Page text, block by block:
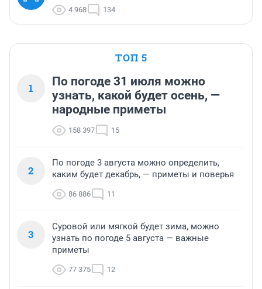
4 968 134
ТОП 5
1
По погоде 31 июля можно
узнать, какой будет осень, —
народные приметы
158 397 15
2
По погоде 3 августа можно определить,
каким будет декабрь, — приметы и поверья
86 886 11
3
Суровой или мягкой будет зима, можно
узнать по погоде 5 августа — важные
приметы
77 375 12